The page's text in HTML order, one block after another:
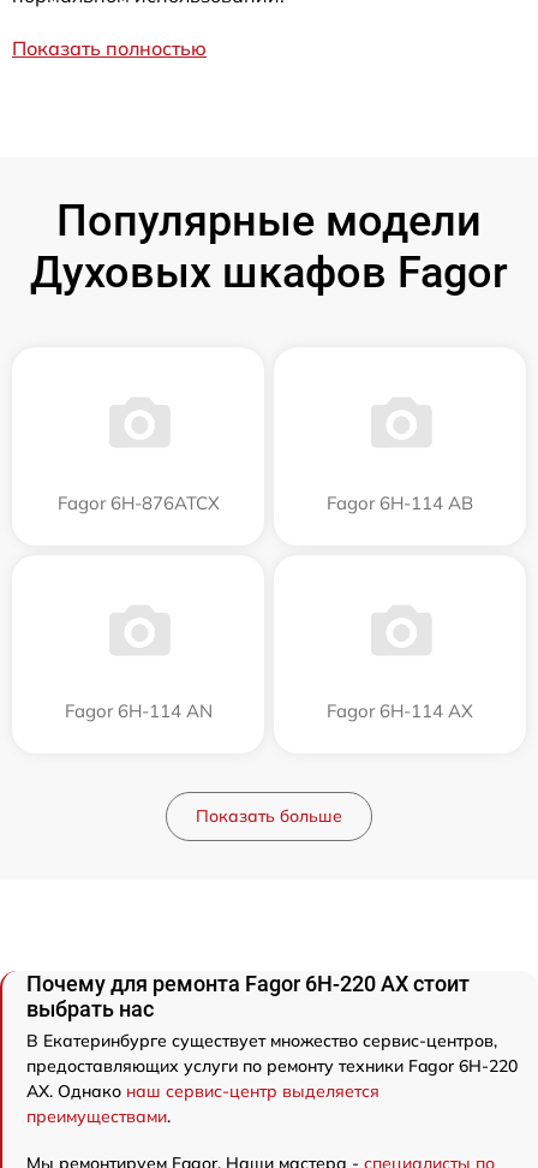
Показать полностью
Популярные модели
Духовых шкафов Fagor
Fagor 6H-876ATCX Fagor 6H-114 AB
Fagor 6H-114 AN Fagor 6H-114 AX
Показать больше
Почему для ремонта Fagor 6H-220 AX стоит
выбрать нас
В Екатеринбурге существует множество сервис-центров,
предоставляющих услуги по ремонту техники Fagor 6H-220
AX. Однако наш сервис-центр выделяется
преимуществами.
Мы ремонтируем Fagor. Наши мастера - специалисты по